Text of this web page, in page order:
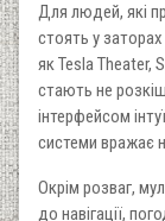
Для людей, які
стоять у заторах
як Tesla Theater,
стають не
інтерфейсом
системи вражає
Окрім розваг,
до навігації,